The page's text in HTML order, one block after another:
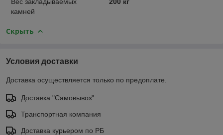
камней
Скрыть
Условия доставки
Доставка осуществляется только по предоплате.
Доставка "Самовывоз"
Транспортная компания
Доставка курьером по РБ